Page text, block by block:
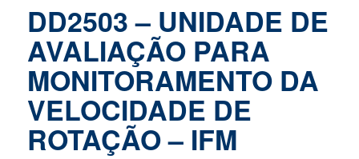
DD2503 – UNIDADE DE
AVALIAÇÃO PARA
MONITORAMENTO DA
VELOCIDADE DE
ROTAÇÃO – IFM